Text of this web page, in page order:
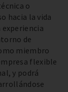
o
hacia la vida
experiencia
de
miembro
flexible
y podrá